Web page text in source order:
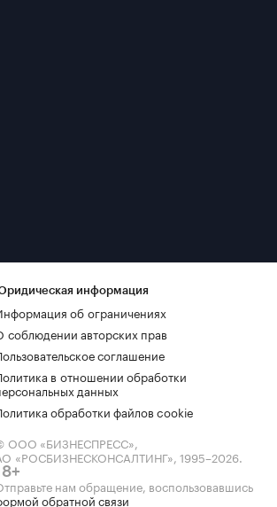
информация
об ограничениях
соблюдении авторских прав
соглашение
в отношении обработки
данных
обработки файлов cookie
ООО «БИЗНЕСПРЕСС»,
«РОСБИЗНЕСКОНСАЛТИНГ», 1995–2026.
нам обращение, воспользовавшись
обратной связи